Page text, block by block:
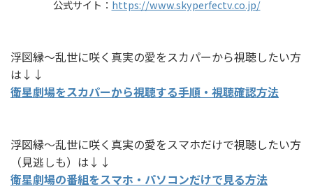
公式サイト： https://www.skyperfectv.co.jp/
浮図縁～乱世に咲く真実の愛をスカパーから視聴したい方
は↓↓
衛星劇場をスカパーから視聴する手順・視聴確認方法
浮図縁～乱世に咲く真実の愛をスマホだけで視聴したい方
（見逃しも）は↓↓
衛星劇場の番組をスマホ・パソコンだけで見る方法